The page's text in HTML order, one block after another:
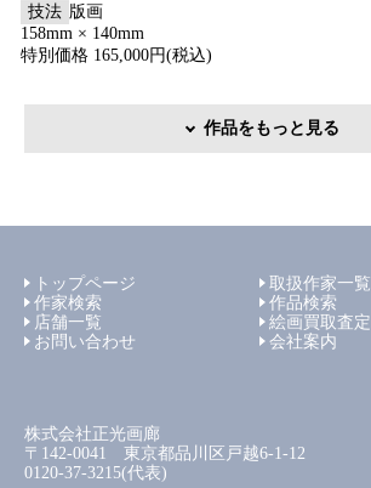
技法 版画
158mm × 140mm
特別価格 165,000円(税込)
作品をもっと見る
トップページ
取扱作家一覧
作家検索
作品検索
店舗一覧
絵画買取査定
お問い合わせ
会社案内
株式会社正光画廊
〒142-0041 東京都品川区戸越6-1-12
0120-37-3215(代表)